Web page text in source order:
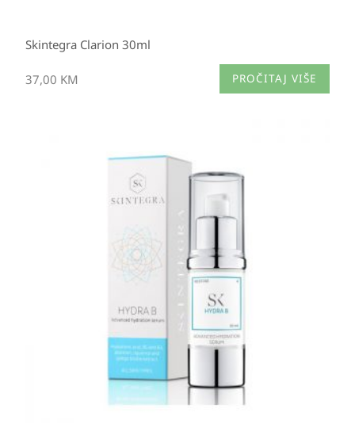
Skintegra Clarion 30ml
37,00 KM PROČITAJ VIŠE